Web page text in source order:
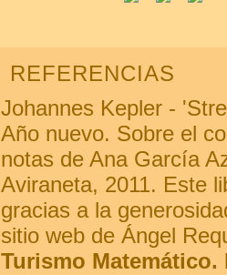
REFERENCIAS
Johannes Kepler -
Año nuevo. Sobre el
notas de Ana García
Aviraneta, 2011. Este
gracias a la
sitio web de Ángel
Turismo